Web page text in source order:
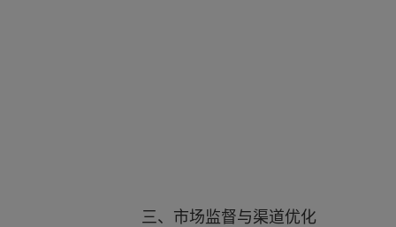
三、市场监督与渠道优化